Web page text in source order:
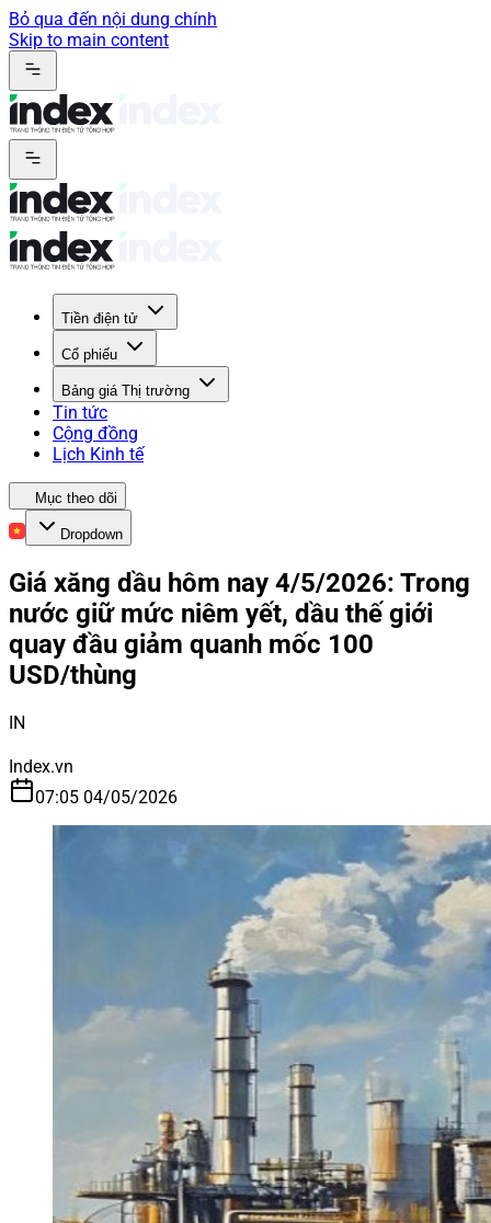
Bỏ qua đến nội dung chính
Skip to main content
Tiền điện tử
Cổ phiếu
Bảng giá Thị trường
Tin tức
Cộng đồng
Lịch Kinh tế
Mục theo dõi
Dropdown
Giá xăng dầu hôm nay 4/5/2026: Trong
nước giữ mức niêm yết, dầu thế giới
quay đầu giảm quanh mốc 100
USD/thùng
IN
Index.vn
07:05 04/05/2026